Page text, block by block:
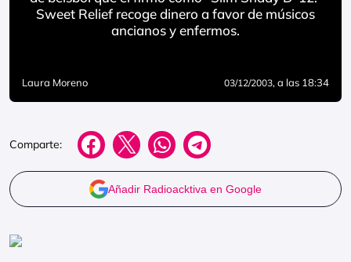
Sweet Relief recoge dinero a favor de músicos
ancianos y enfermos.
Laura Moreno 03/12/2003, a las 18:34
Comparte:
Añadir Radioacktiva en Google